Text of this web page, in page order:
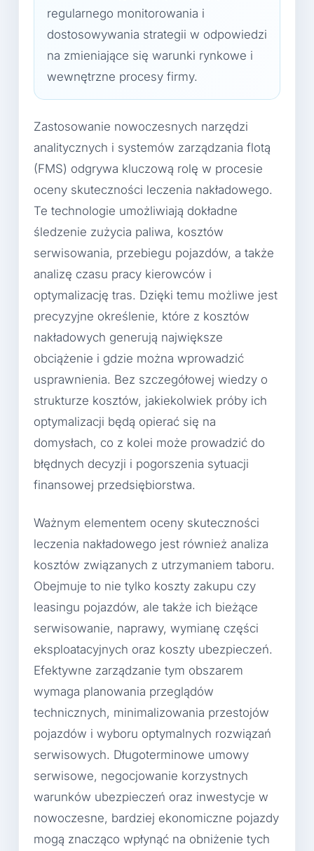
regularnego monitorowania i
dostosowywania strategii w odpowiedzi
na zmieniające się warunki rynkowe i
wewnętrzne procesy firmy.
Zastosowanie nowoczesnych narzędzi
analitycznych i systemów zarządzania flotą
(FMS) odgrywa kluczową rolę w procesie
oceny skuteczności leczenia nakładowego.
Te technologie umożliwiają dokładne
śledzenie zużycia paliwa, kosztów
serwisowania, przebiegu pojazdów, a także
analizę czasu pracy kierowców i
optymalizację tras. Dzięki temu możliwe jest
precyzyjne określenie, które z kosztów
nakładowych generują największe
obciążenie i gdzie można wprowadzić
usprawnienia. Bez szczegółowej wiedzy o
strukturze kosztów, jakiekolwiek próby ich
optymalizacji będą opierać się na
domysłach, co z kolei może prowadzić do
błędnych decyzji i pogorszenia sytuacji
finansowej przedsiębiorstwa.
Ważnym elementem oceny skuteczności
leczenia nakładowego jest również analiza
kosztów związanych z utrzymaniem taboru.
Obejmuje to nie tylko koszty zakupu czy
leasingu pojazdów, ale także ich bieżące
serwisowanie, naprawy, wymianę części
eksploatacyjnych oraz koszty ubezpieczeń.
Efektywne zarządzanie tym obszarem
wymaga planowania przeglądów
technicznych, minimalizowania przestojów
pojazdów i wyboru optymalnych rozwiązań
serwisowych. Długoterminowe umowy
serwisowe, negocjowanie korzystnych
warunków ubezpieczeń oraz inwestycje w
nowoczesne, bardziej ekonomiczne pojazdy
mogą znacząco wpłynąć na obniżenie tych